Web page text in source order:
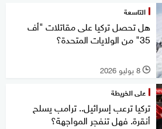
التاسعة
هل تحصل تركيا على مقاتلات "أف
35" من الولايات المتحدة؟
l 8 يوليو 2026
على الخريطة
تركيا ترعب إسرائيل.. ترامب يسلح
أنقرة. فهل تنفجر المواجهة؟